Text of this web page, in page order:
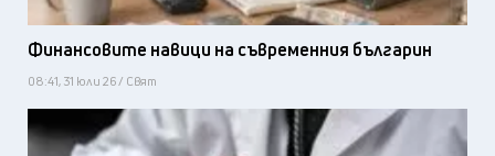
Финансовите навици на съвременния българин
08:41, 31 юли 26 / Свят